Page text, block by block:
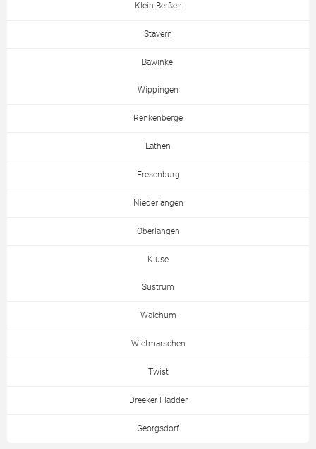
Klein Berßen
Stavern
Bawinkel
Wippingen
Renkenberge
Lathen
Fresenburg
Niederlangen
Oberlangen
Kluse
Sustrum
Walchum
Wietmarschen
Twist
Dreeker Fladder
Georgsdorf